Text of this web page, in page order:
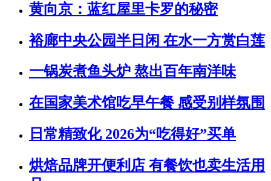
黄向京：蓝红屋里卡罗的秘密
裕廊中央公园半日闲 在水一方赏白莲
一锅炭煮鱼头炉 熬出百年南洋味
在国家美术馆吃早午餐 感受别样氛围
日常精致化 2026为“吃得好”买单
烘焙品牌开便利店 有餐饮也卖生活用